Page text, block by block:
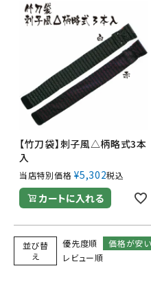
【竹刀袋】刺子風△柄略式3本
入
当店特別価格 ¥5,302税込
カートに入れる
並び替
え
優先度順 価格が安
レビュー順